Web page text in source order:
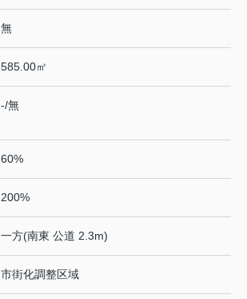
無
585.00㎡
-/無
60%
200%
一方(南東 公道 2.3m)
市街化調整区域